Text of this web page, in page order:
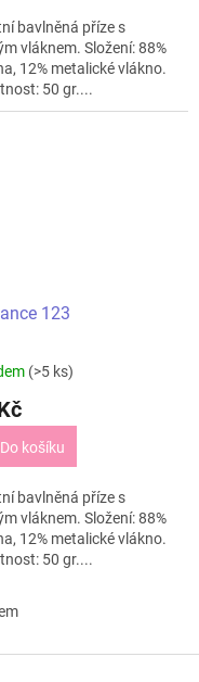
bavlněná příze s
vláknem. Složení: 88%
12% metalické vlákno.
50 gr....
123
(>5 ks)
Do košíku
bavlněná příze s
vláknem. Složení: 88%
12% metalické vlákno.
50 gr....